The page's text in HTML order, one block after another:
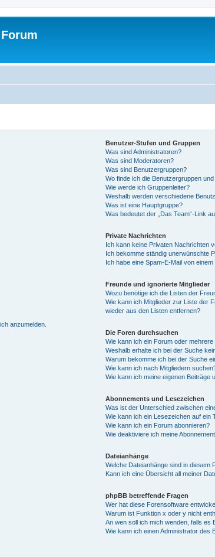
anzumelden.
Benutzer-Stufen und Gruppen
Was sind Administratoren?
Was sind Moderatoren?
Was sind Benutzergruppen?
Wo finde ich die Benutzergruppen
Wie werde ich Gruppenleiter?
Weshalb werden verschiedene
Was ist eine Hauptgruppe?
Was bedeutet der „Das Team“-Link
Private Nachrichten
Ich kann keine Privaten Nachrichten
Ich bekomme ständig unerwünschte
Ich habe eine Spam-E-Mail von
Freunde und ignorierte Mitglieder
Wozu benötige ich die Listen der
Wie kann ich Mitglieder zur Liste der
wieder aus den Listen entfernen?
Die Foren durchsuchen
Wie kann ich ein Forum oder
Weshalb erhalte ich bei der Suche
Warum bekomme ich bei der Suche
Wie kann ich nach Mitgliedern
Wie kann ich meine eigenen Beiträge
Abonnements und Lesezeichen
Was ist der Unterschied zwischen
Wie kann ich ein Lesezeichen auf ein
Wie kann ich ein Forum abonnieren?
Wie deaktiviere ich meine
Dateianhänge
Welche Dateianhänge sind in diesem
Kann ich eine Übersicht all meiner
phpBB betreffende Fragen
Wer hat diese Forensoftware
Warum ist Funktion x oder y nicht
An wen soll ich mich wenden, falls es
Wie kann ich einen Administrator des